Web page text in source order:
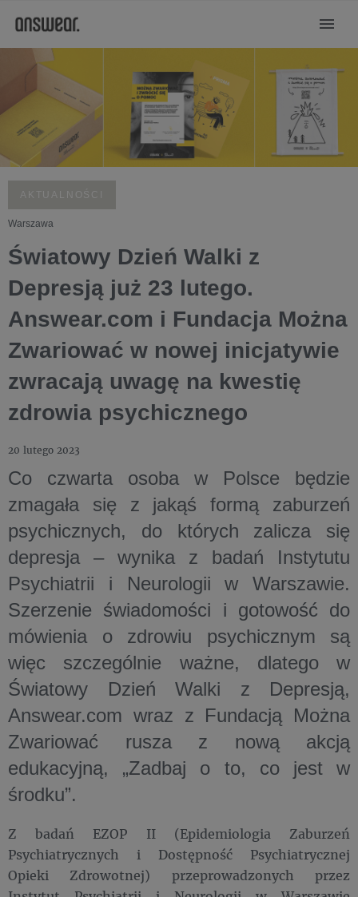
AKTUALNOŚCI
Warszawa
Światowy Dzień Walki z
Depresją już 23 lutego.
Answear.com i Fundacja Można
Zwariować w nowej inicjatywie
zwracają uwagę na kwestię
zdrowia psychicznego
20 lutego 2023
Co czwarta osoba w Polsce będzie
zmagała się z jakąś formą zaburzeń
psychicznych, do których zalicza się
depresja – wynika z badań Instytutu
Psychiatrii i Neurologii w Warszawie.
Szerzenie świadomości i gotowość do
mówienia o zdrowiu psychicznym są
więc szczególnie ważne, dlatego w
Światowy Dzień Walki z Depresją,
Answear.com wraz z Fundacją Można
Zwariować rusza z nową akcją
edukacyjną, „Zadbaj o to, co jest w
środku”.
Z badań EZOP II (Epidemiologia Zaburzeń
Psychiatrycznych i Dostępność Psychiatrycznej
Opieki Zdrowotnej) przeprowadzonych przez